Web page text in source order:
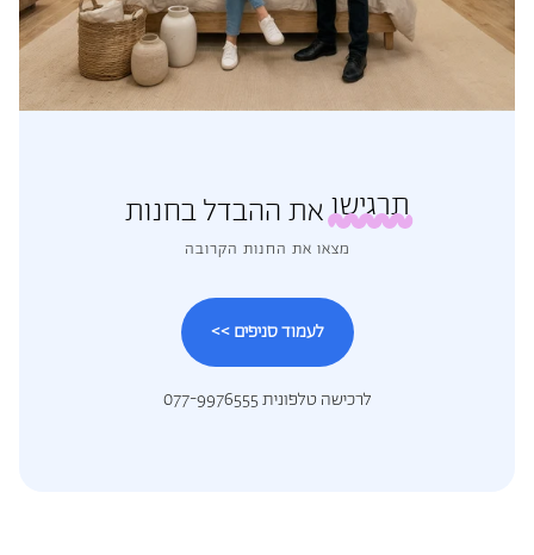
תרגישואת ההבדל בחנות
מצאו את החנות הקרובה
לעמוד סניפים >>
לרכישה טלפונית 077-9976555